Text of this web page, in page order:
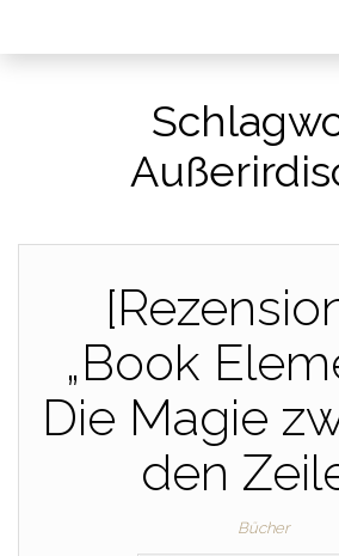
„Book
Die Magie
den
Bücher